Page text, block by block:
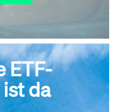
Events
ETF-
da